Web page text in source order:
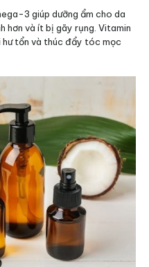
3 giúp dưỡng ẩm cho da
hơn và ít bị gãy rụng. Vitamin
tổn và thúc đẩy tóc mọc